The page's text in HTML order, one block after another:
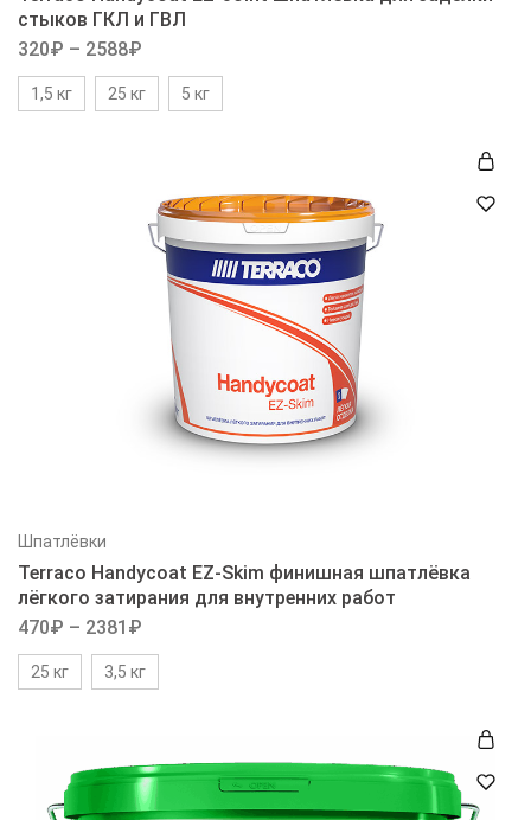
стыков ГКЛ и ГВЛ
320₽ – 2588₽
1,5 кг 25 кг 5 кг
Шпатлёвки
Terraco Handycoat EZ-Skim финишная шпатлёвка
лёгкого затирания для внутренних работ
470₽ – 2381 ₽
25 кг 3,5 кг